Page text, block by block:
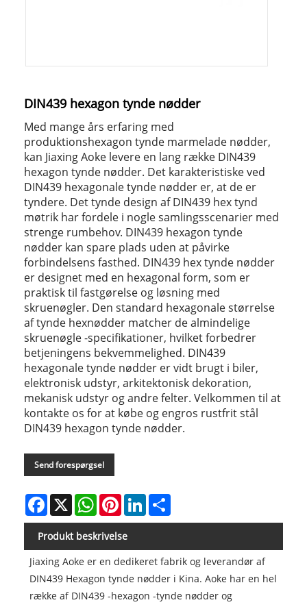
DIN439 hexagon tynde nødder
Med mange års erfaring med
produktionshexagon tynde marmelade nødder,
kan Jiaxing Aoke levere en lang række DIN439
hexagon tynde nødder. Det karakteristiske ved
DIN439 hexagonale tynde nødder er, at de er
tyndere. Det tynde design af DIN439 hex tynd
møtrik har fordele i nogle samlingsscenarier med
strenge rumbehov. DIN439 hexagon tynde
nødder kan spare plads uden at påvirke
forbindelsens fasthed. DIN439 hex tynde nødder
er designet med en hexagonal form, som er
praktisk til fastgørelse og løsning med
skruenøgler. Den standard hexagonale størrelse
af tynde hexnødder matcher de almindelige
skruenøgle -specifikationer, hvilket forbedrer
betjeningens bekvemmelighed. DIN439
hexagonale tynde nødder er vidt brugt i biler,
elektronisk udstyr, arkitektonisk dekoration,
mekanisk udstyr og andre felter. Velkommen til at
kontakte os for at købe og engros rustfrit stål
DIN439 hexagon tynde nødder.
Send forespørgsel
Facebook
X WhatsAppPinterestLinkedIn
Produkt beskrivelse
Jiaxing Aoke er en dedikeret fabrik og leverandør af
DIN439 Hexagon tynde nødder i Kina. Aoke har en hel
række af DIN439 -hexagon -tynde nødder og